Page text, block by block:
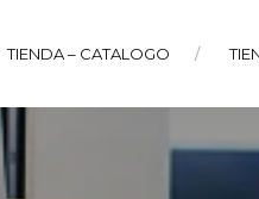
TIENDA – CATALOGO